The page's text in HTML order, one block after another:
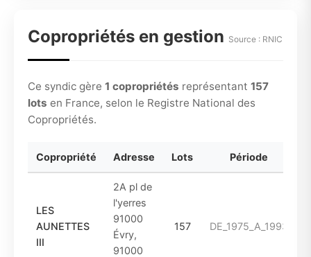
Copropriétés en gestion Source : RNIC
Ce syndic gère 1 copropriétés représentant 157
lots en France, selon le Registre National des
Copropriétés.
Copropriété Adresse Lots Période
LES
AUNETTES
III
2A pl de
l'yerres
91000
Évry,
91000
157 DE_1975_A_1993